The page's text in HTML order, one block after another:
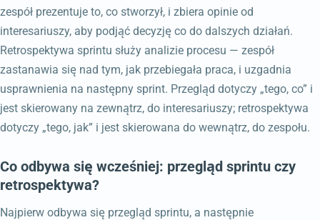
zespół prezentuje to, co stworzył, i zbiera opinie od
interesariuszy, aby podjąć decyzję co do dalszych działań.
Retrospektywa sprintu służy analizie procesu — zespół
zastanawia się nad tym, jak przebiegała praca, i uzgadnia
usprawnienia na następny sprint. Przegląd dotyczy „tego, co” i
jest skierowany na zewnątrz, do interesariuszy; retrospektywa
dotyczy „tego, jak” i jest skierowana do wewnątrz, do zespołu.
Co odbywa się wcześniej: przegląd sprintu czy
retrospektywa?
Najpierw odbywa się przegląd sprintu, a następnie